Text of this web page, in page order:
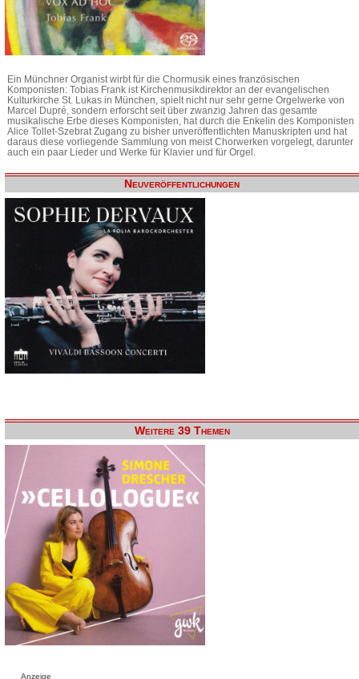
Ein Münchner Organist wirbt für die Chormusik eines französischen
Komponisten: Tobias Frank ist Kirchenmusikdirektor an der evangelischen
Kulturkirche St. Lukas in München, spielt nicht nur sehr gerne Orgelwerke von
Marcel Dupré, sondern erforscht seit über zwanzig Jahren das gesamte
musikalische Erbe dieses Komponisten, hat durch die Enkelin des Komponisten
Alice Tollet-Szebrat Zugang zu bisher unveröffentlichten Manuskripten und hat
daraus diese vorliegende Sammlung von meist Chorwerken vorgelegt, darunter
auch ein paar Lieder und Werke für Klavier und für Orgel.
Neuveröffentlichungen
Weitere 39 Themen
Anzeige